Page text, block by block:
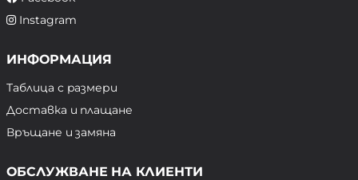
Instagram
ИНФОРМАЦИЯ
Таблица с размери
Доставка и плащане
Връщане и замяна
ОБСЛУЖВАНЕ НА КЛИЕНТИ